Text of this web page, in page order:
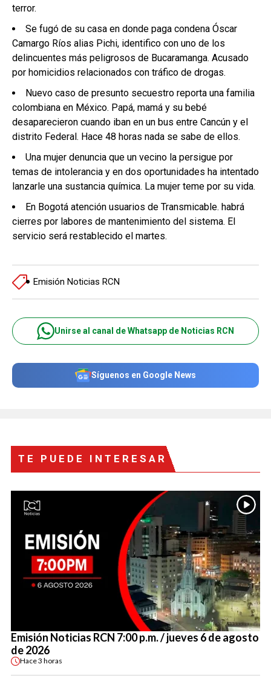
terror.
Se fugó de su casa en donde paga condena Óscar
Camargo Ríos alias Pichi, identifico con uno de los
delincuentes más peligrosos de Bucaramanga. Acusado
por homicidios relacionados con tráfico de drogas.
Nuevo caso de presunto secuestro reporta una familia
colombiana en México. Papá, mamá y su bebé
desaparecieron cuando iban en un bus entre Cancún y el
distrito Federal. Hace 48 horas nada se sabe de ellos.
Una mujer denuncia que un vecino la persigue por
temas de intolerancia y en dos oportunidades ha intentado
lanzarle una sustancia química. La mujer teme por su vida.
En Bogotá atención usuarios de Transmicable. habrá
cierres por labores de mantenimiento del sistema. El
servicio será restablecido el martes.
Emisión Noticias RCN
Unirse al canal de Whatsapp de Noticias RCN
Síguenos en Google News
TE PUEDE INTERESAR
Emisión Noticias RCN 7:00 p.m. / jueves 6 de agosto
de 2026
Hace3 horas